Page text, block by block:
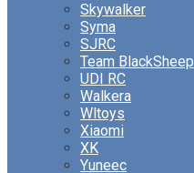
Skywalker
Syma
SJRC
Team BlackSheep
UDI RC
Walkera
Wltoys
Xiaomi
XK
Yuneec